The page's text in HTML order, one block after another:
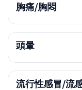
胸痛/胸悶
頭暈
流行性感冒/流